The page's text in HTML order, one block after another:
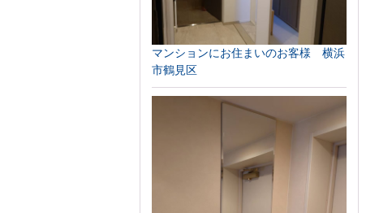
マンションにお住まいのお客様 横浜
市鶴見区